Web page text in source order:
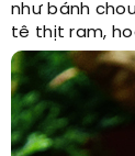
như bánh
tê thịt ram,